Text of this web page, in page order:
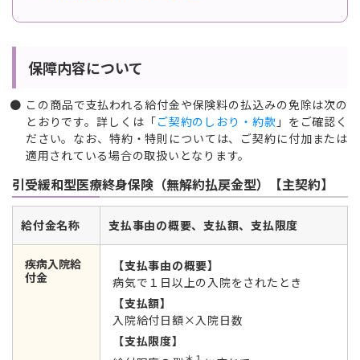
保障内容について
この商品で支払われる給付金や保険料の払込みの免除は次の
とおりです。詳しくは「ご契約のしおり・約款 」をご確認く
ださい。なお、特約・特則については、ご契約に付加または
適用されている場合の取扱いとなります。
引受緩和型医療終身保険（無解約払戻金型）【主契約】
給付金名称 支払事由の概要、支払額、支払限度
疾病入院給
付金
【支払事由の概要】
病気で１日以上の入院をされたとき
【支払額】
入院給付日額×入院日数
【支払限度】